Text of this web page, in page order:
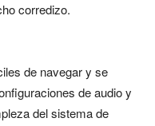
corredizo.
de navegar y se
de audio y
del sistema de